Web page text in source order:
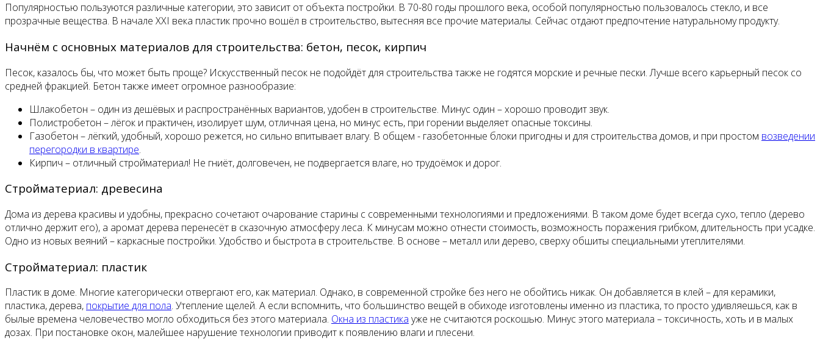
Популярностью пользуются различные категории, это зависит от объекта постройки. В 70-80 годы прошлого века, особой популярностью пользовалось стекло, и все
прозрачные вещества. В начале XXI века пластик прочно вошёл в строительство, вытесняя все прочие материалы. Сейчас отдают предпочтение натуральному продукту.
Начнём с основных материалов для строительства: бетон, песок, кирпич
Песок, казалось бы, что может быть проще? Искусственный песок не подойдёт для строительства также не годятся морские и речные пески. Лучше всего карьерный песок со
средней фракцией. Бетон также имеет огромное разнообразие:
Шлакобетон – один из дешёвых и распространённых вариантов, удобен в строительстве. Минус один – хорошо проводит звук.
Полистробетон – лёгок и практичен, изолирует шум, отличная цена, но минус есть, при горении выделяет опасные токсины.
Газобетон – лёгкий, удобный, хорошо режется, но сильно впитывает влагу. В общем - газобетонные блоки пригодны и для строительства домов, и при простом возведении
перегородки в квартире.
Кирпич – отличный стройматериал! Не гниёт, долговечен, не подвергается влаге, но трудоёмок и дорог.
Стройматериал: древесина
Дома из дерева красивы и удобны, прекрасно сочетают очарование старины с современными технологиями и предложениями. В таком доме будет всегда сухо, тепло (дерево
отлично держит его), а аромат дерева перенесёт в сказочную атмосферу леса. К минусам можно отнести стоимость, возможность поражения грибком, длительность при усадке.
Одно из новых веяний – каркасные постройки. Удобство и быстрота в строительстве. В основе – металл или дерево, сверху обшиты специальными утеплителями.
Стройматериал: пластик
Пластик в доме. Многие категорически отвергают его, как материал. Однако, в современной стройке без него не обойтись никак. Он добавляется в клей – для керамики,
пластика, дерева, покрытие для пола. Утепление щелей. А если вспомнить, что большинство вещей в обиходе изготовлены именно из пластика, то просто удивляешься, как в
былые времена человечество могло обходиться без этого материала. Окна из пластика уже не считаются роскошью. Минус этого материала – токсичность, хоть и в малых
дозах. При постановке окон, малейшее нарушение технологии приводит к появлению влаги и плесени.